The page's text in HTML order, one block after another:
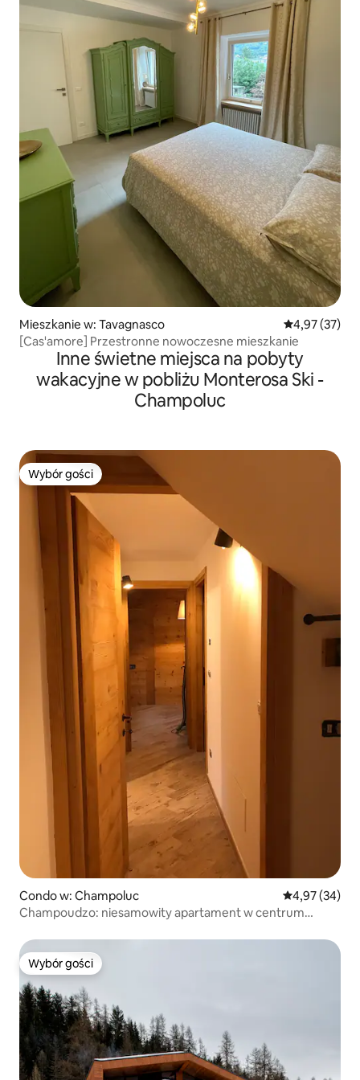
Mieszkanie w: Tavagnasco Średnia
4,97 (37)
[Cas'amore] Przestronne nowoczesne mieszkanie
Inne świetne miejsca na pobyty
wakacyjne w pobliżu Monterosa Ski -
Champoluc
Wybór gości
Wybór gości
Condo w: Champoluc Średnia
4,97 (34)
Champoudzo: niesamowity apartament w centrum
Wybór gości
Wybór gości